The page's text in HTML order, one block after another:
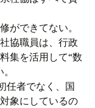
ができてない。
協職員は、行政
集を活用して“数
任者でなく、国
象にしているの